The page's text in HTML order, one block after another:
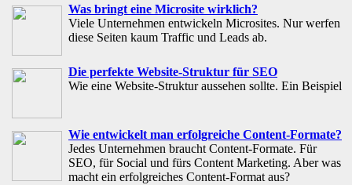
Was bringt eine Microsite wirklich?
Viele Unternehmen entwickeln Microsites. Nur werfen
diese Seiten kaum Traffic und Leads ab.
Die perfekte Website-Struktur für SEO
Wie eine Website-Struktur aussehen sollte. Ein Beispiel
Wie entwickelt man erfolgreiche Content-Formate?
Jedes Unternehmen braucht Content-Formate. Für
SEO, für Social und fürs Content Marketing. Aber was
macht ein erfolgreiches Content-Format aus?